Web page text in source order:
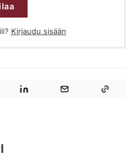
Kirjaudu sisään